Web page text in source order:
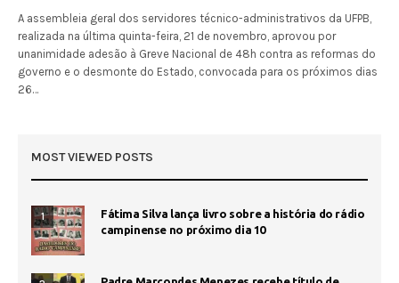
A assembleia geral dos servidores técnico-administrativos da UFPB,
realizada na última quinta-feira, 21 de novembro, aprovou por
unanimidade adesão à Greve Nacional de 48h contra as reformas do
governo e o desmonte do Estado, convocada para os próximos dias
26…
MOST VIEWED POSTS
1
Fátima Silva lança livro sobre a história do rádio
campinense no próximo dia 10